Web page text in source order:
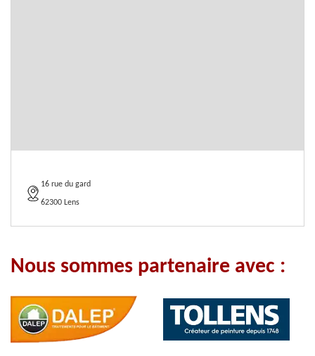
16 rue du gard
62300 Lens
Nous sommes partenaire avec :